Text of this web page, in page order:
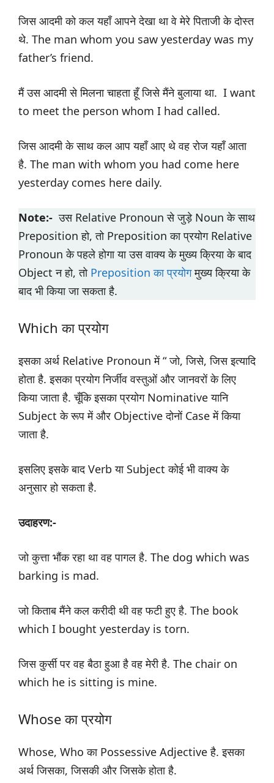
जिस आदमी को कल यहाँ आपने देखा था वे मेरे पिताजी के दोस्त
थे. The man whom you saw yesterday was my
father’s friend.
मैं उस आदमी से मिलना चाहता हूँ जिसे मैंने बुलाया था. I want
to meet the person whom I had called.
जिस आदमी के साथ कल आप यहाँ आए थे वह रोज यहाँ आता
है. The man with whom you had come here
yesterday comes here daily.
Note:-उस Relative Pronoun से जुड़े Noun के साथ
Preposition हो, तो Preposition का प्रयोग Relative
Pronoun के पहले होगा या उस वाक्य के मुख्य क्रिया के बाद
Object न हो, तो Preposition का प्रयोगमुख्य क्रिया के
बाद भी किया जा सकता है.
Which का प्रयोग
इसका अर्थ Relative Pronoun में “ जो, जिसे, जिस इत्यादि
होता है. इसका प्रयोग निर्जीव वस्तुओं और जानवरों के लिए
किया जाता है. चूँकि इसका प्रयोग Nominative यानि
Subject के रूप में और Objective दोनों Case में किया
जाता है.
इसलिए इसके बाद Verb या Subject कोई भी वाक्य के
अनुसार हो सकता है.
उदाहरण:-
जो कुत्ता भौंक रहा था वह पागल है. The dog which was
barking is mad.
जो किताब मैंने कल करीदी थी वह फटी हुए है. The book
which I bought yesterday is torn.
जिस कुर्सी पर वह बैठा हुआ है वह मेरी है. The chair on
which he is sitting is mine.
Whose का प्रयोग
Whose, Who का Possessive Adjective है. इसका
अर्थ जिसका, जिसकी और जिसके होता है.